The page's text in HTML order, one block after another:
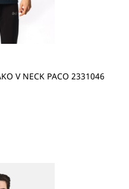
V NECK PACO 2331046